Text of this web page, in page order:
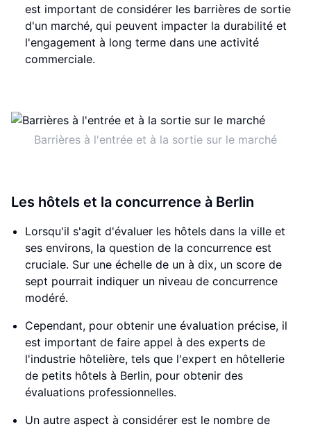
est important de considérer les barrières de sortie
d'un marché, qui peuvent impacter la durabilité et
l'engagement à long terme dans une activité
commerciale.
Barrières à l'entrée et à la sortie sur le marché
Les hôtels et la concurrence à Berlin
Lorsqu'il s'agit d'évaluer les hôtels dans la ville et
ses environs, la question de la concurrence est
cruciale. Sur une échelle de un à dix, un score de
sept pourrait indiquer un niveau de concurrence
modéré.
Cependant, pour obtenir une évaluation précise, il
est important de faire appel à des experts de
l'industrie hôtelière, tels que l'expert en hôtellerie
de petits hôtels à Berlin, pour obtenir des
évaluations professionnelles.
Un autre aspect à considérer est le nombre de